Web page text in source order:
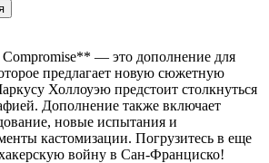
— это дополнение для
предлагает новую сюжетную
Холлоуэю предстоит столкнуться
Дополнение также включает
новые испытания и
кастомизации. Погрузитесь в еще
войну в Сан-Франциско!